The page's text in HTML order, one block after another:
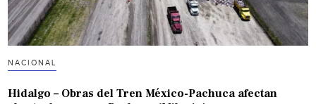
NACIONAL
Hidalgo – Obras del Tren México-Pachuca afectan